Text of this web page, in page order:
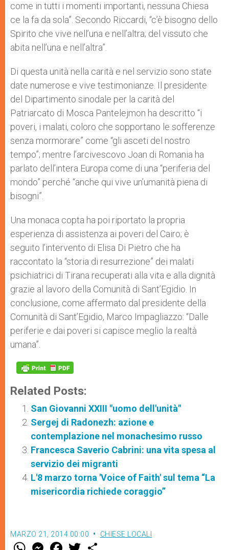
come in tutti i momenti importanti, nessuna Chiesa
ce la fa da sola”. Secondo Riccardi, “c’è bisogno dello
Spirito che vive nell’una e nell’altra; del vissuto che
abita nell’una e nell’altra”.
Di questa unità nella carità e nel servizio sono state
date numerose e vive testimonianze. Il presidente
del Dipartimento sinodale per la carità del
Patriarcato di Mosca Pantelejmon ha descritto “i
poveri, i malati, coloro che sopportano le sofferenze
senza mormorare” come “gli asceti del nostro
tempo”; mentre l’arcivescovo Joan di Romania ha
parlato dell’intera Europa come di una “periferia del
mondo” perché “anche qui vive un’umanità piena di
bisogni”.
Una monaca copta ha poi riportato la propria
esperienza di assistenza ai poveri del Cairo; è
seguito l’intervento di Elisa Di Pietro che ha
raccontato la “storia di resurrezione” dei malati
psichiatrici di Tirana recuperati alla vita e alla dignità
grazie al lavoro della Comunità di Sant’Egidio. In
conclusione, come affermato dal presidente della
Comunità di Sant’Egidio, Marco Impagliazzo: “Dalle
periferie e dai poveri si capisce meglio la realtà
umana”.
Related Posts:
San Giovanni XXIII "uomo dell'unità"
Sergej di Radonezh: azione e
contemplazione nel monachesimo russo
Francesca Saverio Cabrini: una vita spesa al
servizio dei migranti
L'8 marzo torna 'Voice of Faith' sul tema “La
misericordia richiede coraggio”
MARZO 21, 2014 00:00 CHIESE LOCALI
W M F